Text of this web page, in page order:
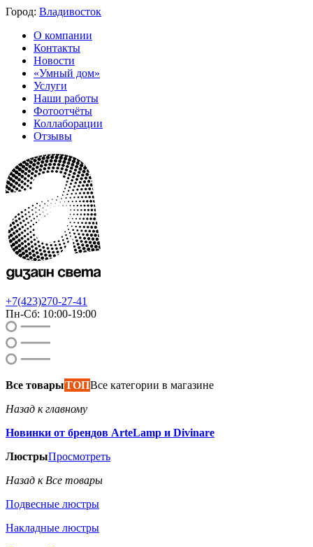
Город: Владивосток
О компании
Контакты
Новости
«Умный дом»
Услуги
Наши работы
Фотоотчёты
Коллаборации
Отзывы
+7(423)270-27-41
Пн-Сб: 10:00-19:00
Все товарыТОПВсе категории в магазине
Назад к главному
Новинки от брендов ArteLamp и Divinare
ЛюстрыПросмотреть
Назад к Все товары
Подвесные люстры
Накладные люстры